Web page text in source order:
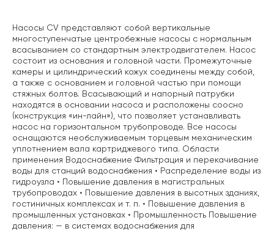
Насосы CV представляют собой вертикальные
многоступенчатые центробежные насосы с нормальным
всасыванием со стандартным электродвигателем. Насос
состоит из основания и головной части. Промежуточные
камеры и цилиндрический кожух соединены между собой,
а также с основанием и головной частью при помощи
стяжных болтов. Всасывающий и напорный патрубки
находятся в основании насоса и расположены соосно
(конструкция «ин-лайн»), что позволяет устанавливать
насос на горизонтальном трубопроводе. Все насосы
оснащаются необслуживаемым торцевым механическим
уплотнением вала картриджевого типа. Области
применения Водоснабжение Фильтрация и перекачивание
воды для станций водоснабжения • Распределение воды из
гидроузла • Повышение давления в магистральных
трубопроводах • Повышение давления в высотных зданиях,
гостиничных комплексах и т. п. • Повышение давления в
промышленных установках • Промышленность Повышение
давления: — в системах водоснабжения для